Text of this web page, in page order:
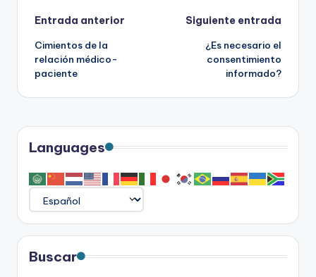
Navegación
de
entradas
Entrada anterior
Cimientos de la
relación médico-
paciente
Siguiente entrada
¿Es necesario el
consentimiento
informado?
Languages
Buscar